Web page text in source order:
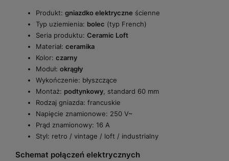
Produkt: gniazdko elektryczne ścienne
Typ uziemienia: bolec (typ French)
Seria produktu: Ceramic Loft
Materiał: ceramika
Kolor: czarny
Moduł: okrągły
Wykończenie: błyszczące
Montaż: podtynkowy, standard 60 mm
Rodzaj gniazda: francuskie
Napięcie znamionowe: 250 V~
Prąd znamionowy: 16 A
Styl: retro / vintage / loft / industrialny
Schemat połączeń elektrycznych